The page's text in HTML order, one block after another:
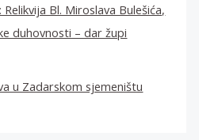
Relikvija Bl. Miroslava Bulešića,
duhovnosti – dar župi
u Zadarskom sjemeništu